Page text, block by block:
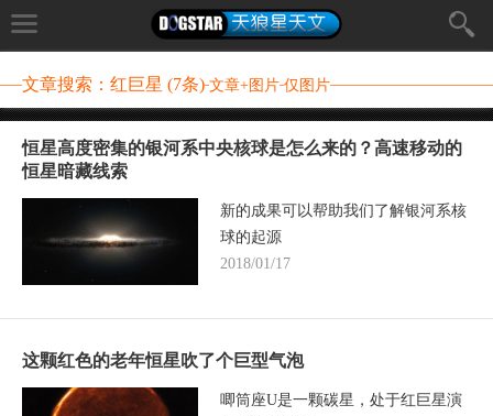
文章搜索：红巨星 (7条) 文章+图片 仅图片
恒星高度密集的银河系中央核球是怎么来的？高速移动的
恒星暗藏线索
新的成果可以帮助我们了解银河系核
球的起源
2018/01/17
这颗红色的老年恒星吹了个巨型气泡
唧筒座U是一颗碳星，处于红巨星演